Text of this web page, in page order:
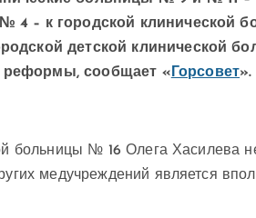
4 – к городской клинической
детской клинической
реформы, сообщает « Горсовет».
больницы № 16 Олега Хасилева
медучреждений является